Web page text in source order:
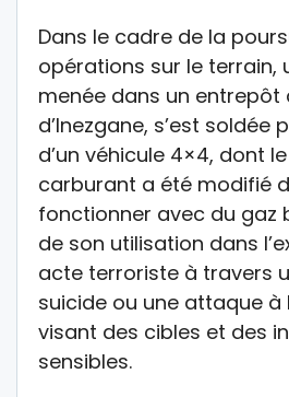
Dans le cadre de la
opérations sur le terrain,
menée dans un entrepôt
d’Inezgane, s’est
d’un véhicule 4×4, dont
carburant a été modifié
fonctionner avec du gaz
de son utilisation dans
acte terroriste à travers
suicide ou une attaque à
visant des cibles et des
sensibles.